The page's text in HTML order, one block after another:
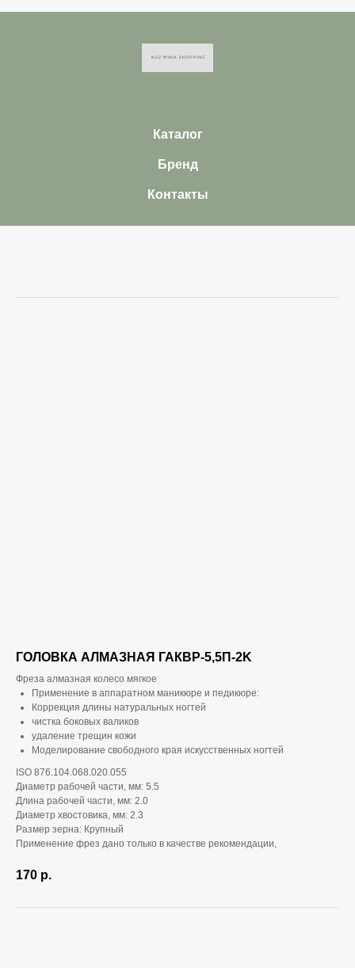
Каталог
Бренд
Контакты
ГОЛОВКА АЛМАЗНАЯ ГАКВР-5,5П-2K
Фреза алмазная колесо мягкое
Применение в аппаратном маникюре и педикюре:
Коррекция длины натуральных ногтей
чистка боковых валиков
удаление трещин кожи
Моделирование свободного края искусственных ногтей
ISO 876.104.068.020.055
Диаметр рабочей части, мм: 5.5
Длина рабочей части, мм: 2.0
Диаметр хвостовика, мм: 2.3
Размер зерна: Крупный
Применение фрез дано только в качестве рекомендации,
170 р.